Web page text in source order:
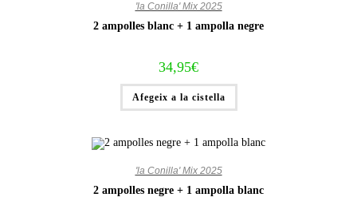
'la Conilla' Mix 2025
2 ampolles blanc + 1 ampolla negre
34,95€
Afegeix a la cistella
'la Conilla' Mix 2025
2 ampolles negre + 1 ampolla blanc